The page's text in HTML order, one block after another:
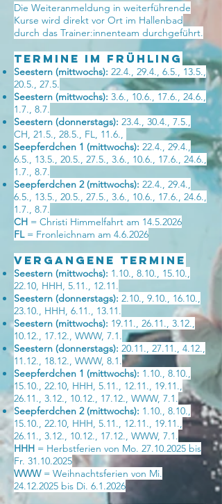
Die Weiteranmeldung in weiterführende
Kurse wird direkt vor Ort im Hallenbad
durch das Trainer:innenteam durchgeführt.
Termine im Frühling
Seestern (mittwochs): 22.4., 29.4., 6.5., 13.5.,
20.5., 27.5.
Seestern (mittwochs): 3.6., 10.6., 17.6., 24.6.,
1.7., 8.7.
Seestern (donnerstags): 23.4., 30.4., 7.5.,
CH, 21.5., 28.5., FL, 11.6.,
Seepferdchen 1 (mittwochs): 22.4., 29.4.,
6.5., 13.5., 20.5., 27.5., 3.6., 10.6., 17.6., 24.6.,
1.7., 8.7.
Seepferdchen 2 (mittwochs): 22.4., 29.4.,
6.5., 13.5., 20.5., 27.5., 3.6., 10.6., 17.6., 24.6.,
1.7., 8.7.
CH = Christi Himmelfahrt am 14.5.2026
FL = Fronleichnam am 4.6.2026
Vergangene Termine
Seestern (mittwochs): 1.10., 8.10., 15.10.,
22.10, HHH, 5.11., 12.11.
Seestern (donnerstags): 2.10., 9.10., 16.10.,
23.10., HHH, 6.11., 13.11.
Seestern (mittwochs): 19.11., 26.11., 3.12.,
10.12., 17.12., WWW, 7.1.
Seestern (donnerstags): 20.11., 27.11., 4.12.,
11.12., 18.12., WWW, 8.1.
Seepferdchen 1 (mittwochs): 1.10., 8.10.,
15.10., 22.10, HHH, 5.11., 12.11., 19.11.,
26.11., 3.12., 10.12., 17.12., WWW, 7.1.
Seepferdchen 2 (mittwochs): 1.10., 8.10.,
15.10., 22.10, HHH, 5.11., 12.11., 19.11.,
26.11., 3.12., 10.12., 17.12., WWW, 7.1.
HHH = Herbstferien von Mo. 27.10.2025 bis
Fr. 31.10.2025
WWW = Weihnachtsferien von Mi.
24.12.2025 bis Di. 6.1.2026